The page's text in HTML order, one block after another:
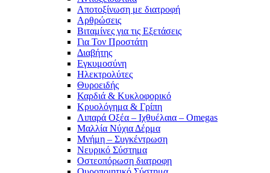
Αποτοξίνωση με διατροφή
Αρθρώσεις
Βιταμίνες για τις Εξετάσεις
Για Τον Προστάτη
Διαβήτης
Εγκυμοσύνη
Ηλεκτρολύτες
Θυροειδής
Καρδιά & Κυκλοφορικό
Κρυολόγημα & Γρίπη
Λιπαρά Οξέα – Ιχθυέλαια – Omegas
Μαλλία Νύχια Δέρμα
Μνήμη – Συγκέντρωση
Νευρικό Σύστημα
Οστεοπόρωση διατροφη